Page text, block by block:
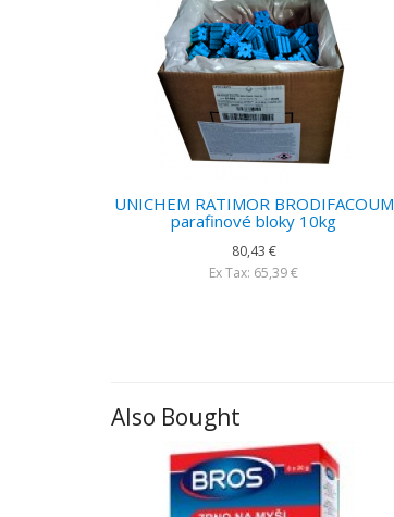
UNICHEM RATIMOR BRODIFACOUM
parafinové bloky 10kg
80,43 €
Ex Tax: 65,39 €
Also Bought